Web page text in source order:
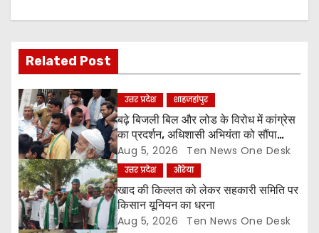
g
a
t
i
o
Related Post
उत्तर प्रदेश शाहजहांपुर
बढ़े बिजली बिल और लोड के विरोध में कांग्रेस
का प्रदर्शन, अधिशासी अभियंता को सौंपा
ज्ञापन
Aug 5, 2026 Ten News One Desk
उत्तर प्रदेश औरेया
खाद की किल्लत को लेकर सहकारी समिति पर
किसान यूनियन का धरना
Aug 5, 2026 Ten News One Desk